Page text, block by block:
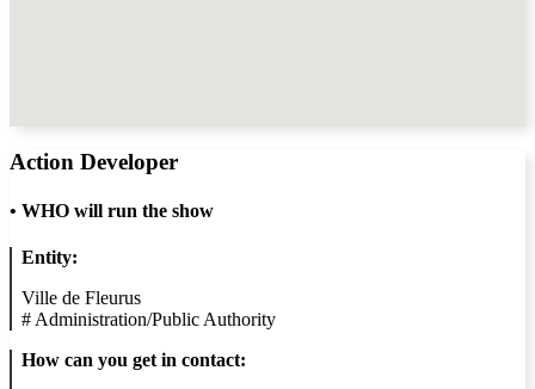
Action Developer
• WHO will run the show
Entity:
Ville de Fleurus
# Administration/Public Authority
How can you get in contact: